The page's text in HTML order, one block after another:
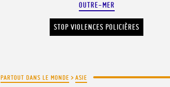
OUTRE-MER
STOP VIOLENCES POLICIÈRES
PARTOUT DANS LE MONDE >ASIE